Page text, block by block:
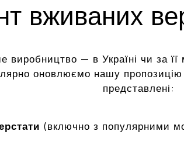
вживаних
— в Україні чи за
оновлюємо нашу
представлені:
(включно з популярними